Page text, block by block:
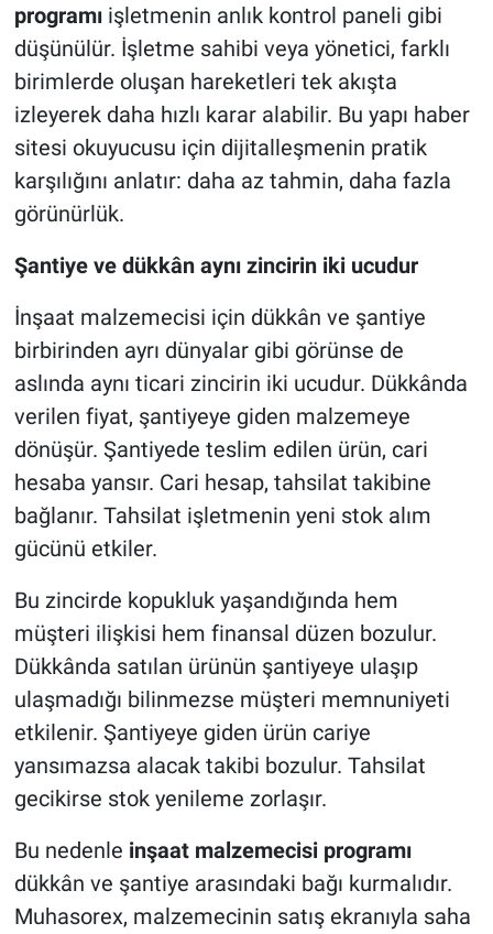
programıişletmenin anlık kontrol paneli gibi
düşünülür. İşletme sahibi veya yönetici, farklı
birimlerde oluşan hareketleri tek akışta
izleyerek daha hızlı karar alabilir. Bu yapı haber
sitesi okuyucusu için dijitalleşmenin pratik
karşılığını anlatır: daha az tahmin, daha fazla
görünürlük.
Şantiye ve dükkân aynı zincirin iki ucudur
İnşaat malzemecisi için dükkân ve şantiye
birbirinden ayrı dünyalar gibi görünse de
aslında aynı ticari zincirin iki ucudur. Dükkânda
verilen fiyat, şantiyeye giden malzemeye
dönüşür. Şantiyede teslim edilen ürün, cari
hesaba yansır. Cari hesap, tahsilat takibine
bağlanır. Tahsilat işletmenin yeni stok alım
gücünü etkiler.
Bu zincirde kopukluk yaşandığında hem
müşteri ilişkisi hem finansal düzen bozulur.
Dükkânda satılan ürünün şantiyeye ulaşıp
ulaşmadığı bilinmezse müşteri memnuniyeti
etkilenir. Şantiyeye giden ürün cariye
yansımazsa alacak takibi bozulur. Tahsilat
gecikirse stok yenileme zorlaşır.
Bu nedenle inşaat malzemecisi programı
dükkân ve şantiye arasındaki bağı kurmalıdır.
Muhasorex, malzemecinin satış ekranıyla saha